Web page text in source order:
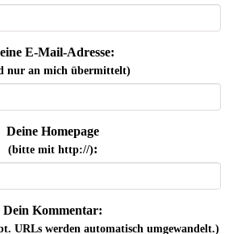
E-Mail-Adresse:
nur an mich übermittelt)
Deine Homepage
(bitte mit http://):
Dein Kommentar:
URLs werden automatisch umgewandelt.)